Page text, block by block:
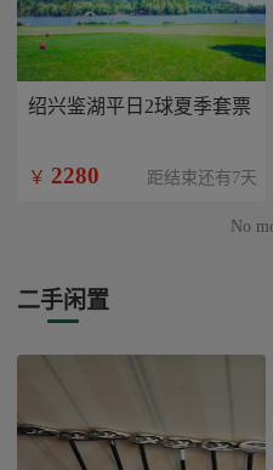
绍兴鉴湖平日2球夏季套票
￥ 2280 距结束还有7天
No
二手闲置